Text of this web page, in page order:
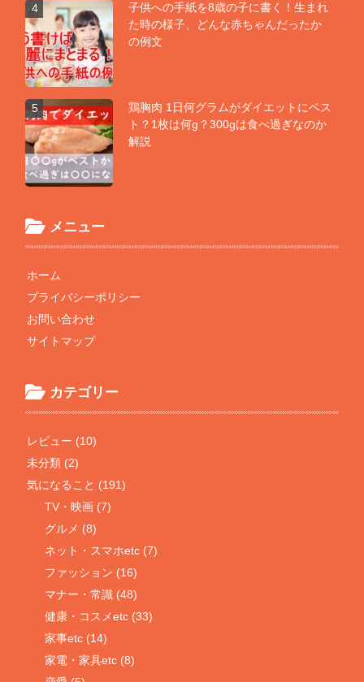
4
子供への手紙を8歳の子に書く！生まれ
た時の様子、どんな赤ちゃんだったか
の例文
5
鶏胸肉 1日何グラムがダイエットにベス
ト？1枚は何g？300gは食べ過ぎなのか
解説
メニュー
ホーム
プライバシーポリシー
お問い合わせ
サイトマップ
カテゴリー
レビュー (10)
未分類 (2)
気になること (191)
TV・映画 (7)
グルメ (8)
ネット・スマホetc (7)
ファッション (16)
マナー・常識 (48)
健康・コスメetc (33)
家事etc (14)
家電・家具etc (8)